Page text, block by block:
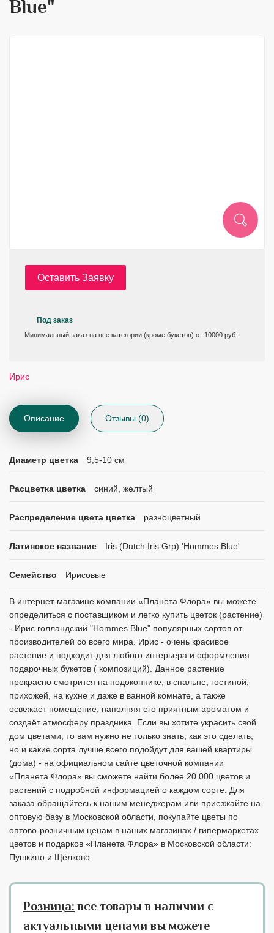
Blue"
Оставить Заявку
Под заказ
Минимальный заказ на все категории (кроме букетов) от 10000 руб.
Ирис
Описание Отзывы (0)
Диаметр цветка 9,5-10 см
Расцветка цветка синий, желтый
Распределение цвета цветка разноцветный
Латинское название Iris (Dutch Iris Grp) 'Hommes Blue'
Семейство Ирисовые
В интернет-магазине компании «Планета Флора» вы можете
определиться с поставщиком и легко купить цветок (растение)
- Ирис голландский "Hommes Blue" популярных сортов от
производителей со всего мира. Ирис - очень красивое
растение и подходит для любого интерьера и оформления
подарочных букетов ( композиций). Данное растение
прекрасно смотрится на подоконнике, в спальне, гостиной,
прихожей, на кухне и даже в ванной комнате, а также
освежает помещение, наполняя его приятным ароматом и
создаёт атмосферу праздника. Если вы хотите украсить свой
дом цветами, то вам нужно не только знать, как это сделать,
но и какие сорта лучше всего подойдут для вашей квартиры
(дома) - на официальном сайте цветочной компании
«Планета Флора» вы сможете найти более 20 000 цветов и
растений с подробной информацией о каждом сорте. Для
заказа обращайтесь к нашим менеджерам или приезжайте на
оптовую базу в Московской области, покупайте цветы по
оптово-розничным ценам в наших магазинах / гипермаркетах
цветов и подарков «Планета Флора» в Московской области:
Пушкино и Щёлково.
Розница: все товары в наличии с
актуальными ценами вы можете